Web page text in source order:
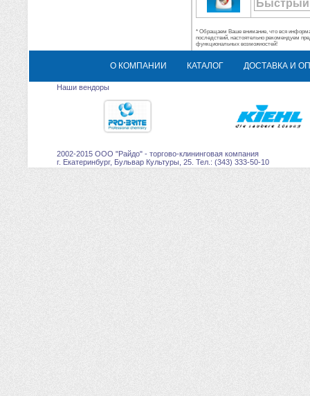
* Обращаем Ваше внимание, что вся
последствий, настоятельно рекомендуем
функциональных возможностей!
О КОМПАНИИ КАТАЛОГ ДОСТАВКА И
Наши вендоры
2002-2015 ООО "Райдо" - торгово-клининговая компания
г. Екатеринбург, Бульвар Культуры, 25. Тел.: (343) 333-50-10